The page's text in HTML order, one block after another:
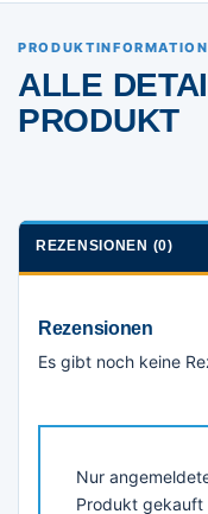
ALLE
PRODUKT
REZENSIONEN (0)
Rezensionen
Es gibt noch keine
Nur
Produkt gekauft